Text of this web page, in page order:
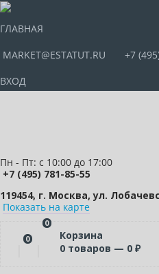
ГЛАВНАЯ
MARKET@ESTATUT.RU
+7
ВХОД
Пн - Пт: с 10:00 до 17:00
+7 (495) 781-85-55
119454, г. Москва, ул.
Показать на карте
0
0
Корзина
0 товаров — 0 ₽